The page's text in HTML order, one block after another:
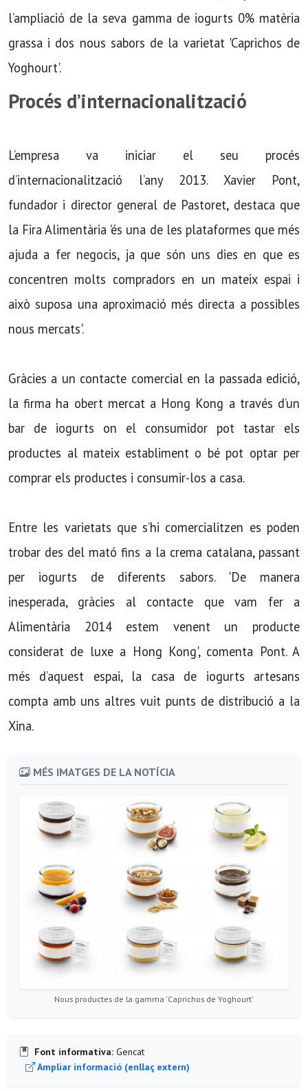
l’ampliació de la seva gamma de iogurts 0% matèria
grassa i dos nous sabors de la varietat 'Caprichos de
Yoghourt'.
Procés d’internacionalització
L’empresa va iniciar el seu procés
d’internacionalització l’any 2013. Xavier Pont,
fundador i director general de Pastoret, destaca que
la Fira Alimentària 'és una de les plataformes que més
ajuda a fer negocis, ja que són uns dies en que es
concentren molts compradors en un mateix espai i
això suposa una aproximació més directa a possibles
nous mercats'.
Gràcies a un contacte comercial en la passada edició,
la firma ha obert mercat a Hong Kong a través d’un
bar de iogurts on el consumidor pot tastar els
productes al mateix establiment o bé pot optar per
comprar els productes i consumir-los a casa.
Entre les varietats que s’hi comercialitzen es poden
trobar des del mató fins a la crema catalana, passant
per iogurts de diferents sabors. 'De manera
inesperada, gràcies al contacte que vam fer a
Alimentària 2014 estem venent un producte
considerat de luxe a Hong Kong', comenta Pont. A
més d’aquest espai, la casa de iogurts artesans
compta amb uns altres vuit punts de distribució a la
Xina.
MÉS IMATGES DE LA NOTÍCIA
Nous productes de la gamma 'Caprichos de Yoghourt'
Font informativa: Gencat
Ampliar informació (enllaç extern)